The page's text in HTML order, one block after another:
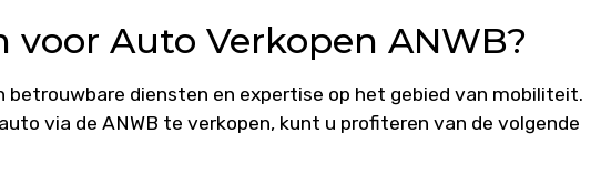
voor Auto Verkopen ANWB?
betrouwbare diensten en expertise op het gebied van mobiliteit.
via de ANWB te verkopen, kunt u profiteren van de volgende